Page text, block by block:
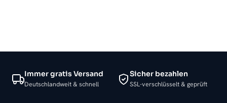
Immer gratis Versand
Deutschlandweit & schnell
Sicher bezahlen
SSL-verschlüsselt & geprüft